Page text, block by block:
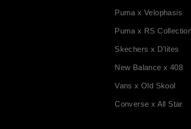
Puma x Velophasis
Puma x RS
Skechers x D'lites
New Balance x 408
Vans x Old Skool
Converse x All Star